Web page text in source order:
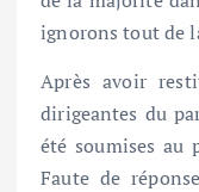
ignorons tout de
Après avoir
dirigeantes du
été soumises au
Faute de